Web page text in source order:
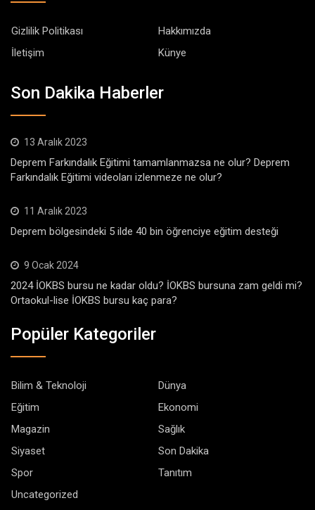
Gizlilik Politikası
Hakkımızda
İletişim
Künye
Son Dakika Haberler
13 Aralık 2023
Deprem Farkındalık Eğitimi tamamlanmazsa ne olur? Deprem
Farkındalık Eğitimi videoları izlenmeze ne olur?
11 Aralık 2023
Deprem bölgesindeki 5 ilde 40 bin öğrenciye eğitim desteği
9 Ocak 2024
2024 İOKBS bursu ne kadar oldu? İOKBS bursuna zam geldi mi?
Ortaokul-lise İOKBS bursu kaç para?
Popüler Kategoriler
Bilim & Teknoloji
Dünya
Eğitim
Ekonomi
Magazin
Sağlık
Siyaset
Son Dakika
Spor
Tanıtım
Uncategorized